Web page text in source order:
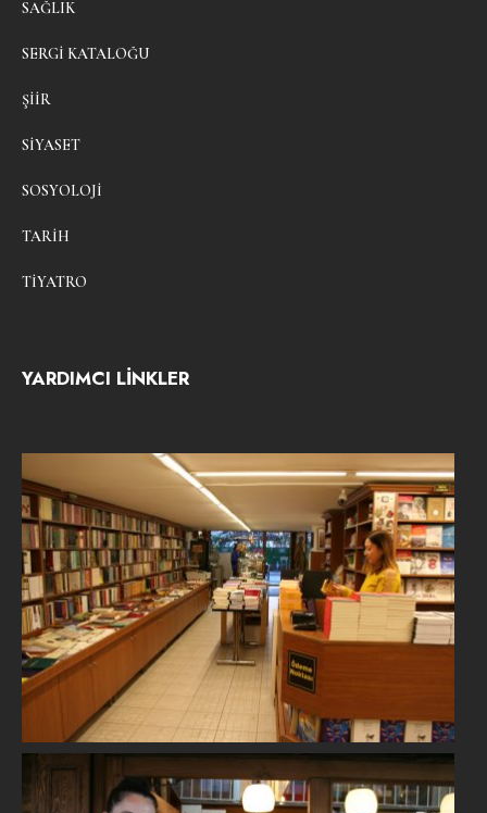
SAĞLIK
SERGI KATALOĞU
ŞIIR
SIYASET
SOSYOLOJI
TARIH
TIYATRO
YARDIMCI LİNKLER